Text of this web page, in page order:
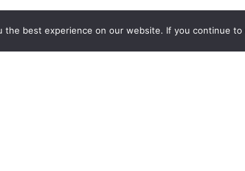
the best experience on our website. If you continue